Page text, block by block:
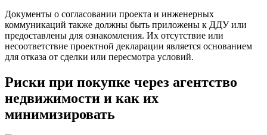
Документы о согласовании проекта и инженерных
коммуникаций также должны быть приложены к ДДУ или
предоставлены для ознакомления. Их отсутствие или
несоответствие проектной декларации является основанием
для отказа от сделки или пересмотра условий.
Риски при покупке через агентство
недвижимости и как их
минимизировать